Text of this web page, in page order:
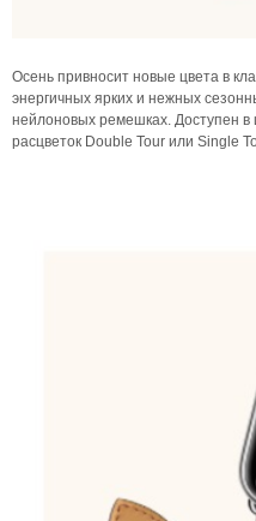
Осень привносит новые цвета в
энергичных ярких и нежных
нейлоновых ремешках. Доступен
расцветок Double Tour или Single